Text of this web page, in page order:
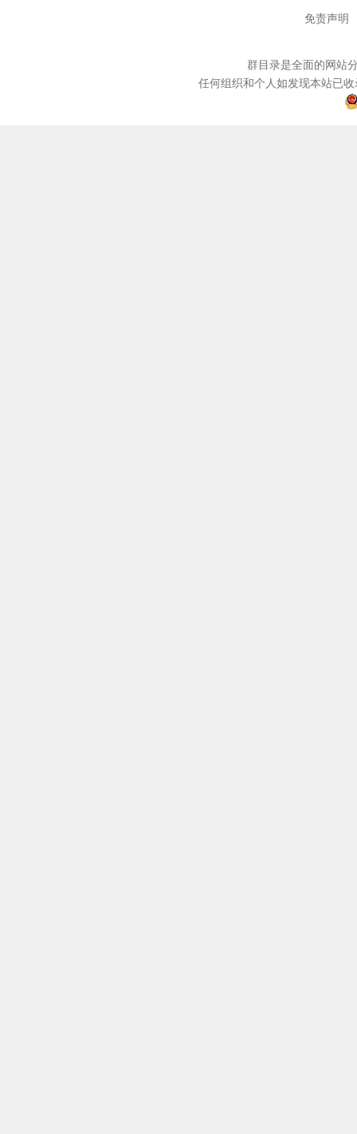
免责声明
群目录是全面的网站
任何组织和个人如发现本站已